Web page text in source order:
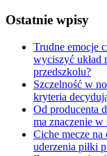
Ostatnie wpisy
Trudne emocje
wyciszyć
przedszkolu?
Szczelność w
kryteria
Od producenta
ma znaczenie
Ciche mecze na
uderzenia piłki